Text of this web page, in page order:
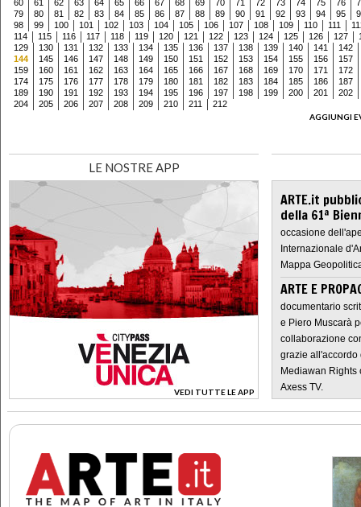
60 61 62 63 64 65 66 67 68 69 70 71 72 73 74 75 76
79
80 81 82 83 84 85 86 87 88 89 90 91 92 93 94 95
98
99 100 101 102 103 104 105 106 107 108 109 110 111
114
115 116 117 118 119 120 121 122 123 124 125 126 127
129
130 131 132 133 134 135 136 137 138 139 140 141
142
144
145 146 147 148 149 150 151 152 153 154 155 156
157
159
160 161 162 163 164 165 166 167 168 169 170 171
172
174
175 176 177 178 179 180 181 182 183 184 185 186
187
189
190 191 192 193 194 195 196 197 198 199 200 201
202
204
205 206 207 208 209 210 211
212
AGGIUNGI
LE NOSTRE APP
VEDI TUTTE LE APP
>
ARTE.it
della 61ª
occasione
Internazionale
Mappa
ARTE E
documentario
e Piero Muscarà
collaborazione
grazie all'accordo
Mediawan Rights
Axess TV.